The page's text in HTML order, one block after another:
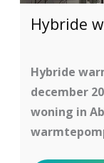
Hybride
Hybride
december
woning in